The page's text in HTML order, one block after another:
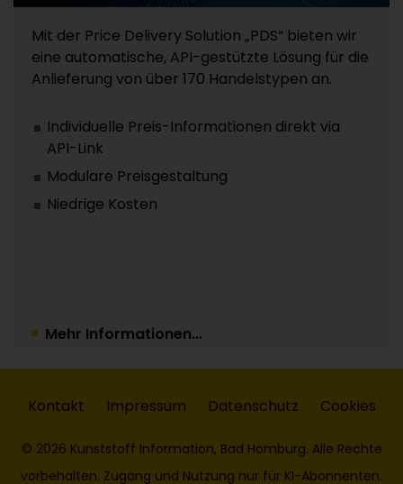
Mit der Price Delivery Solution „PDS“ bieten wir
eine automatische, API-gestützte Lösung für die
Anlieferung von über 170 Handelstypen an.
Individuelle Preis-Informationen direkt via
API-Link
Modulare Preisgestaltung
Niedrige Kosten
Mehr Informationen...
Kontakt Impressum Datenschutz Cookies
© 2026 Kunststoff Information, Bad Homburg. Alle Rechte
vorbehalten. Zugang und Nutzung nur für KI-Abonnenten.